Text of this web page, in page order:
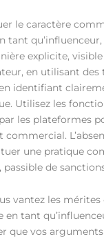
le caractère
tant
explicite,
en utilisant des
identifiant
Utilisez les
les plateformes
commercial.
une pratique
de
vantez les mérites
en tant
que vos